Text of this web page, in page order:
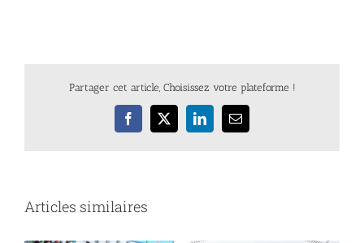
Partager cet article, Choisissez votre plateforme !
Facebook
X LinkedInEmail
Articles similaires